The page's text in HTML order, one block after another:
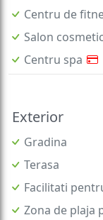
Centru de
Salon
Centru spa
Exterior
Gradina
Terasa
Facilitati
Zona de plaja